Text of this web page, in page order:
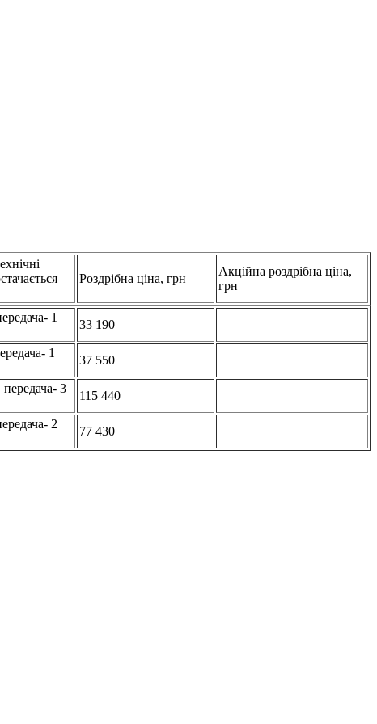
Роздрібна ціна, грн
Акційна роздрібна ціна,
грн
1
33 190
1
37 550
3
115 440
2
77 430